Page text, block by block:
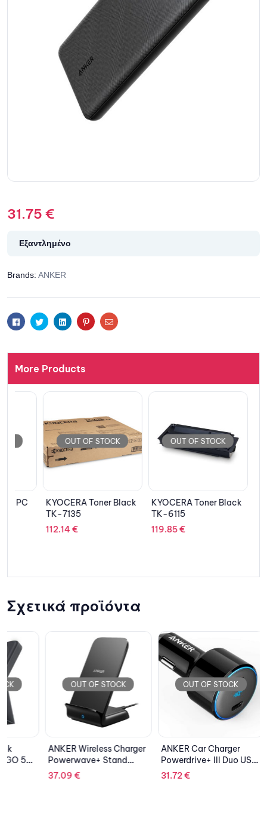
31.75 €
Εξαντλημένο
Brands: ANKER
FacebookTwitterLinkedinPinterestEmail
More Products
OUT OF STOCK
KYOCERA Toner Black
TK-7135
€
OUT OF STOCK
KYOCERA Toner Black
TK-6115
119.85€
Σχετικά προϊόντα
OUT OF STOCK
ANKER Wireless Charger
Powerwave+ Stand
OUT OF STOCK
ANKER Car Charger
Powerdrive+ III Duo USB